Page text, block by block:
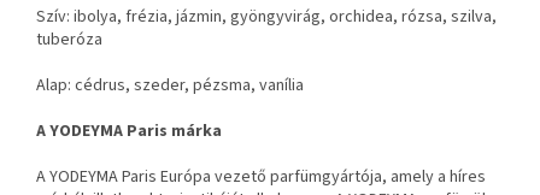
Szív: ibolya, frézia, jázmin, gyöngyvirág, orchidea, rózsa, szilva,
tuberóza
Alap: cédrus, szeder, pézsma, vanília
A YODEYMA Paris márka
A YODEYMA Paris Európa vezető parfümgyártója, amely a híres